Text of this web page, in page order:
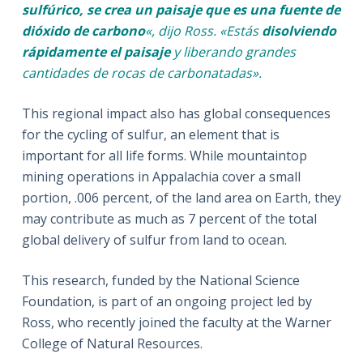
sulfúrico, se crea un paisaje que es una fuente de
dióxido de carbono«, dijo Ross. «Estásdisolviendo
rápidamente el paisajey liberando grandes
cantidades de rocas de carbonatadas».
This regional impact also has global consequences
for the cycling of sulfur, an element that is
important for all life forms. While mountaintop
mining operations in Appalachia cover a small
portion, .006 percent, of the land area on Earth, they
may contribute as much as 7 percent of the total
global delivery of sulfur from land to ocean.
This research, funded by the National Science
Foundation, is part of an ongoing project led by
Ross, who recently joined the faculty at the Warner
College of Natural Resources.